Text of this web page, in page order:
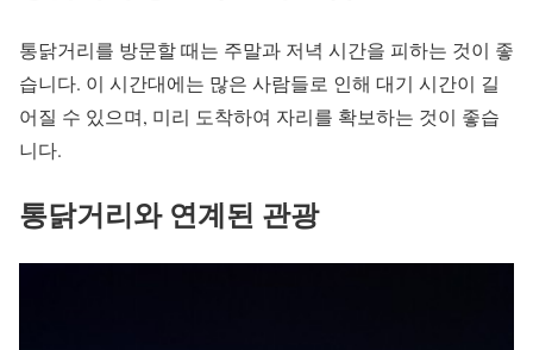
통닭거리를 방문할 때는 주말과 저녁 시간을 피하는 것이 좋
습니다. 이 시간대에는 많은 사람들로 인해 대기 시간이 길
어질 수 있으며, 미리 도착하여 자리를 확보하는 것이 좋습
니다.
통닭거리와 연계된 관광